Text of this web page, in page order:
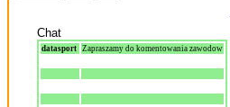
Chat
datasport Zapraszamy do komentowania zawodow